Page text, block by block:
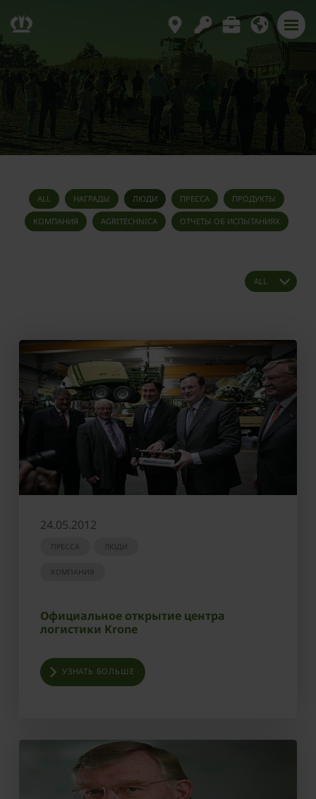
ALL НАГРАДЫ ЛЮДИ ПРЕССА ПРОДУКТЫ
КОМПАНИЯ AGRITECHNICA ОТЧЕТЫ ОБ ИСПЫТАНИЯХ
24.05.2012
ПРЕССА ЛЮДИ
КОМПАНИЯ
Официальное открытие центра
логистики Krone
УЗНАТЬ БОЛЬШЕ